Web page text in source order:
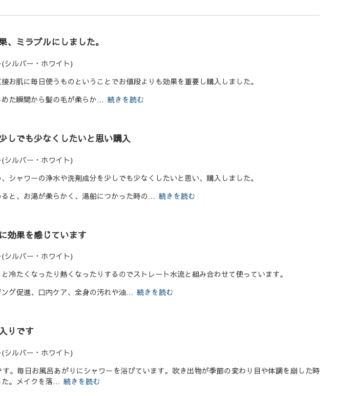
、ミラブルにしました。
シルバー・ホワイト)
お肌に毎日使うものということでお値段よりも効果を重要し購入しました。
た瞬間から髪の毛が柔らか
続きを読む
しでも少なくしたいと思い購入
シルバー・ホワイト)
シャワーの浄水や洗剤成分を少しでも少なくしたいと思い、購入しました。
と、お湯が柔らかく、湯船につかった時の
続きを読む
効果を感じています
シルバー・ホワイト)
冷たくなったり熱くなったりするのでストレート水流と組み合わせて使っています。
グ促進、口内ケア、全身の汚れや油
続きを読む
りです
シルバー・ホワイト)
。毎日お風呂あがりにシャワーを浴びています。吹き出物が季節の変わり目や体調を崩した時
。メイクを落
続きを読む